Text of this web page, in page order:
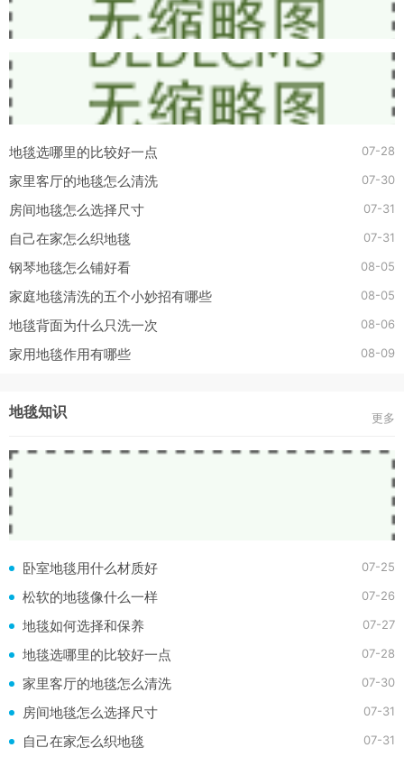
地毯选哪里的比较好一点 07-28
家里客厅的地毯怎么清洗 07-30
房间地毯怎么选择尺寸 07-31
自己在家怎么织地毯 07-31
钢琴地毯怎么铺好看 08-05
家庭地毯清洗的五个小妙招有哪些 08-05
地毯背面为什么只洗一次 08-06
家用地毯作用有哪些 08-09
地毯知识 更多
卧室地毯用什么材质好 07-25
松软的地毯像什么一样 07-26
地毯如何选择和保养 07-27
地毯选哪里的比较好一点 07-28
家里客厅的地毯怎么清洗 07-30
房间地毯怎么选择尺寸 07-31
自己在家怎么织地毯 07-31